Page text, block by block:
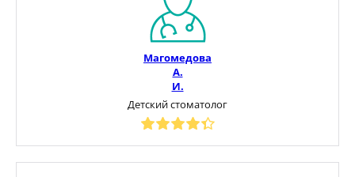
Магомедова
А.
И.
Детский стоматолог